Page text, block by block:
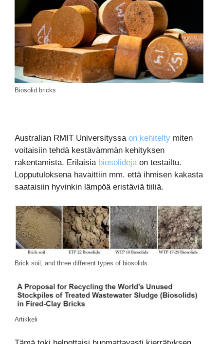
Biosolid bricks
Australian RMIT Universityssa on kehitelty miten
voitaisiin tehdä kestävämmän kehityksen
rakentamista. Erilaisia biosolidejaon testailtu.
Lopputuloksena havaittiin mm. että ihmisen kakasta
saataisiin hyvinkin lämpöä eristäviä tiiliä.
Brick soil, and three different types of biosolids
Artikkeli